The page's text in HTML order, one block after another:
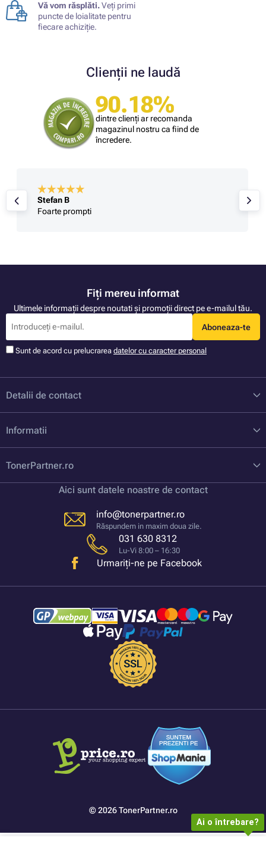
Vă vom răsplăti.Veți primi
puncte de loialitate pentru
fiecare achiziție.
Clienții ne laudă
90.18%
dintre clienți ar recomanda
magazinul nostru ca fiind de
încredere.
Stefan B
Foarte prompti
Fiți mereu informat
Ultimele informații despre noutati și promoții direct pe e-mailul tău.
Aboneaza-te
Sunt de acord cu prelucrarea datelor cu caracter personal
Detalii de contact
Informatii
TonerPartner.ro
Aici sunt datele noastre de contact
info@tonerpartner.ro
Răspundem in maxim doua zile.
031 630 8312
Lu-Vi 8:00 – 16:30
Urmariți-ne pe Facebook
© 2026 TonerPartner.ro
Ai o întrebare?